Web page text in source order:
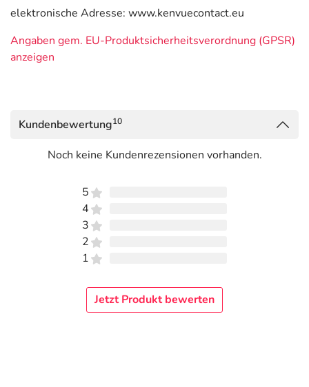
elektronische Adresse: www.kenvuecontact.eu
Angaben gem. EU-Produktsicherheitsverordnung (GPSR)
anzeigen
Kundenbewertung10
Noch keine Kundenrezensionen vorhanden.
5
4
3
2
1
Jetzt Produkt bewerten